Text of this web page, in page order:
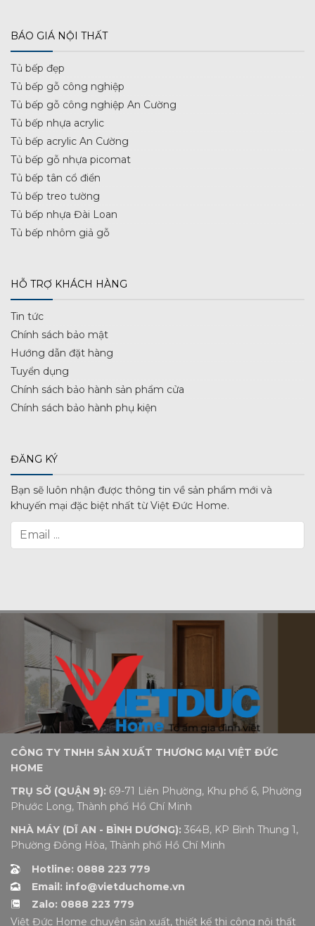
BÁO GIÁ NỘI THẤT
Tủ bếp đẹp
Tủ bếp gỗ công nghiệp
Tủ bếp gỗ công nghiệp An Cường
Tủ bếp nhựa acrylic
Tủ bếp acrylic An Cường
Tủ bếp gỗ nhựa picomat
Tủ bếp tân cổ điển
Tủ bếp treo tường
Tủ bếp nhựa Đài Loan
Tủ bếp nhôm giả gỗ
HỖ TRỢ KHÁCH HÀNG
Tin tức
Chính sách bảo mật
Hướng dẫn đặt hàng
Tuyển dụng
Chính sách bảo hành sản phẩm cửa
Chính sách bảo hành phụ kiện
ĐĂNG KÝ
Bạn sẽ luôn nhận được thông tin về sản phẩm mới và
khuyến mại đặc biệt nhất từ Việt Đức Home.
CÔNG TY TNHH SẢN XUẤT THƯƠNG MẠI VIỆT ĐỨC
HOME
TRỤ SỞ (QUẬN 9): 69-71 Liên Phường, Khu phố 6, Phường
Phước Long, Thành phố Hồ Chí Minh
NHÀ MÁY (DĨ AN - BÌNH DƯƠNG): 364B, KP Bình Thung 1,
Phường Đông Hòa, Thành phố Hồ Chí Minh
Hotline: 0888 223 779
Email: info@vietduchome.vn
Zalo: 0888 223 779
Việt Đức Home chuyên sản xuất, thiết kế thi công nội thất